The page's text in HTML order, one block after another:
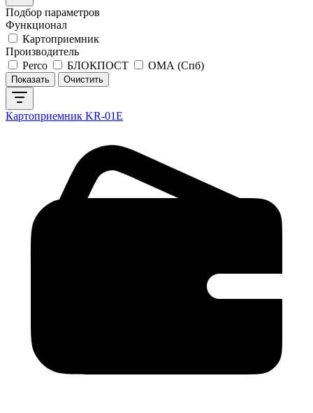
Подбор параметров
Функционал
Картоприемник
Производитель
Perco
БЛОКПОСТ ОМА (Спб)
Картоприемник KR-01E